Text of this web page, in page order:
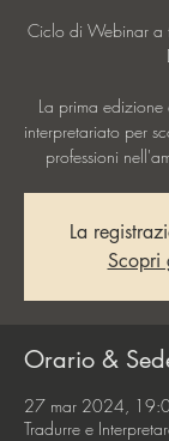
Ciclo di Webinar a
La prima
interpretariato per
professioni
La
Scopri
Orario &
27 mar 2024,
Tradurre e